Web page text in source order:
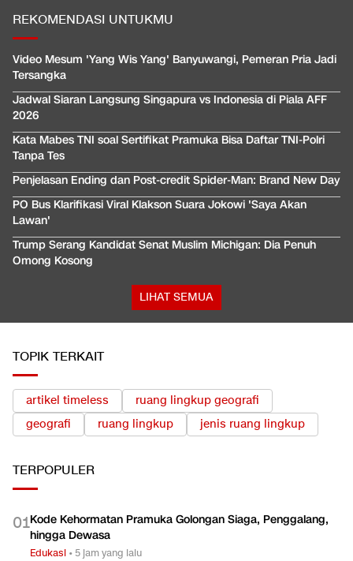
REKOMENDASI UNTUKMU
Video Mesum 'Yang Wis Yang' Banyuwangi, Pemeran Pria Jadi
Tersangka
Jadwal Siaran Langsung Singapura vs Indonesia di Piala AFF
2026
Kata Mabes TNI soal Sertifikat Pramuka Bisa Daftar TNI-Polri
Tanpa Tes
Penjelasan Ending dan Post-credit Spider-Man: Brand New Day
PO Bus Klarifikasi Viral Klakson Suara Jokowi 'Saya Akan
Lawan'
Trump Serang Kandidat Senat Muslim Michigan: Dia Penuh
Omong Kosong
LIHAT SEMUA
TOPIK TERKAIT
artikel timeless
ruang lingkup geografi
geografi
ruang lingkup jenis ruang lingkup
TERPOPULER
01Kode Kehormatan Pramuka Golongan Siaga, Penggalang,
hingga Dewasa
Edukasi • 5 jam yang lalu